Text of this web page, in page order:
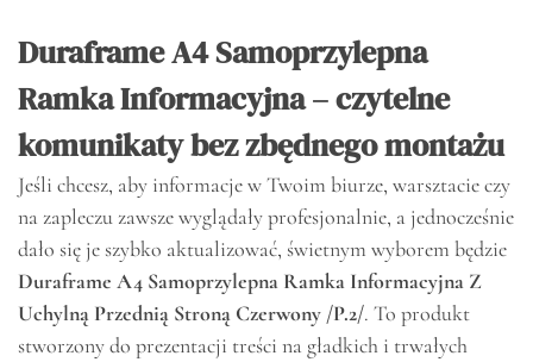
Duraframe A4 Samoprzylepna
Ramka Informacyjna – czytelne
komunikaty bez zbędnego montażu
Jeśli chcesz, aby informacje w Twoim biurze, warsztacie czy
na zapleczu zawsze wyglądały profesjonalnie, a jednocześnie
dało się je szybko aktualizować, świetnym wyborem będzie
Duraframe A4 Samoprzylepna Ramka Informacyjna Z
Uchylną Przednią Stroną Czerwony /P.2/. To produkt
stworzony do prezentacji treści na gładkich i trwałych